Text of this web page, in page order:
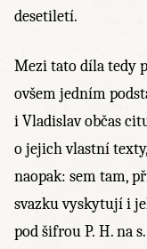
desetiletí.
Mezi tato díla tedy
ovšem jedním
i Vladislav občas
o jejich vlastní
naopak: sem tam,
svazku vyskytují i
pod šifrou P. H. na